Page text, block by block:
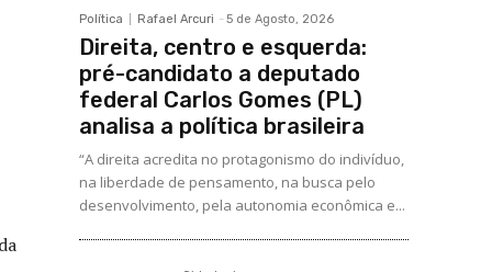
Política Rafael Arcuri - 5 de Agosto, 2026
Direita, centro e esquerda:
pré-candidato a deputado
federal Carlos Gomes (PL)
analisa a política brasileira
“A direita acredita no protagonismo do indivíduo,
na liberdade de pensamento, na busca pelo
desenvolvimento, pela autonomia econômica e...